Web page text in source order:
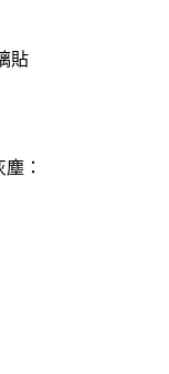
貼
：